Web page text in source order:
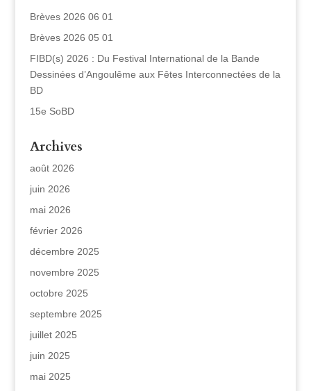
Brèves 2026 06 01
Brèves 2026 05 01
FIBD(s) 2026 : Du Festival International de la Bande
Dessinées d’Angoulême aux Fêtes Interconnectées de la
BD
15e SoBD
Archives
août 2026
juin 2026
mai 2026
février 2026
décembre 2025
novembre 2025
octobre 2025
septembre 2025
juillet 2025
juin 2025
mai 2025